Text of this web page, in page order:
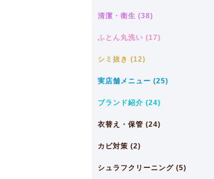
清潔・衛生 (38)
ふとん丸洗い (17)
シミ抜き (12)
実店舗メニュー (25)
ブランド紹介 (24)
衣替え・保管 (24)
カビ対策 (2)
シュラフクリーニング (5)